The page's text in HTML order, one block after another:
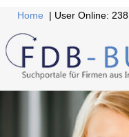
Home | User Online: 238